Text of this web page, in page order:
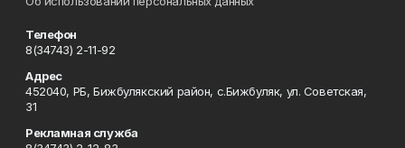
Телефон
8(34743) 2-11-92
Адрес
452040, РБ, Бижбулякский район, с.Бижбуляк, ул. Советская,
31
Рекламная служба